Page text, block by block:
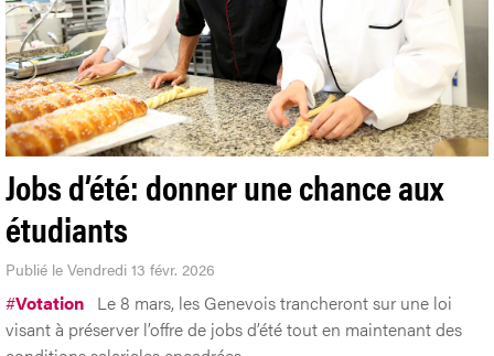
Jobs d’été: donner une chance aux
étudiants
Publié le Vendredi 13 févr. 2026
#Votation Le 8 mars, les Genevois trancheront sur une loi
visant à préserver l’offre de jobs d’été tout en maintenant des